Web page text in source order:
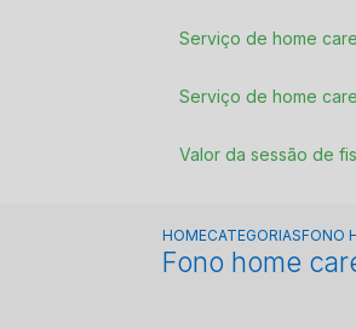
Serviço de home care
Serviço de home
Valor da sessão de
HOMECATEGORIASFONO
Fono home